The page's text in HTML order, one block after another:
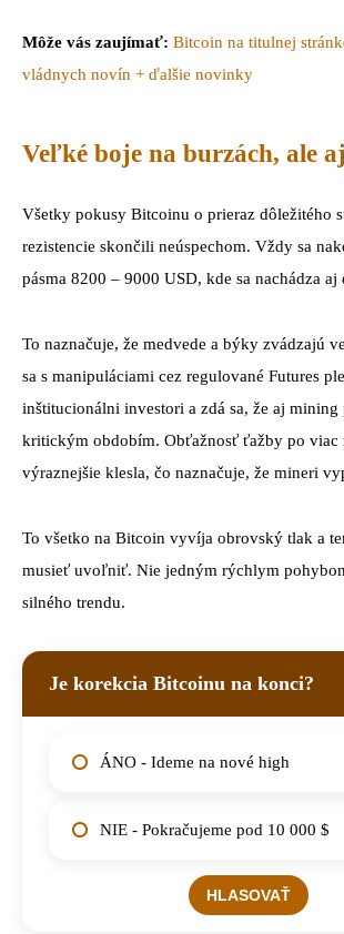
Môže vás zaujímať: Bitcoin na titulnej
vládnych novín + ďalšie novinky
Veľké boje na burzách, ale
Všetky pokusy Bitcoinu o prieraz dôležitého
rezistencie skončili neúspechom. Vždy sa
pásma 8200 – 9000 USD, kde sa nachádza aj
To naznačuje, že medvede a býky zvádzajú
sa s manipuláciami cez regulované Futures
inštitucionálni investori a zdá sa, že aj mining
kritickým obdobím. Obťažnosť ťažby po viac
výraznejšie klesla, čo naznačuje, že mineri
To všetko na Bitcoin vyvíja obrovský tlak a
musieť uvoľniť. Nie jedným rýchlym
silného trendu.
Je korekcia Bitcoinu na konci?
ÁNO - Ideme na nové high
NIE - Pokračujeme pod 10 000 $